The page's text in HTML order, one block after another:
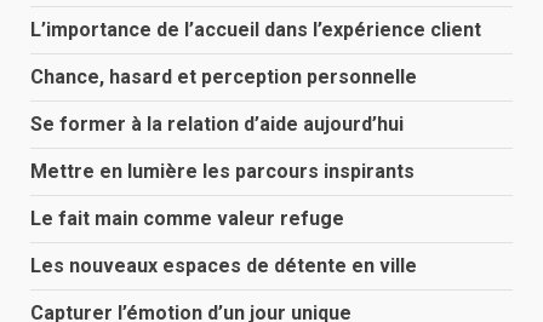
L’importance de l’accueil dans l’expérience client
Chance, hasard et perception personnelle
Se former à la relation d’aide aujourd’hui
Mettre en lumière les parcours inspirants
Le fait main comme valeur refuge
Les nouveaux espaces de détente en ville
Capturer l’émotion d’un jour unique